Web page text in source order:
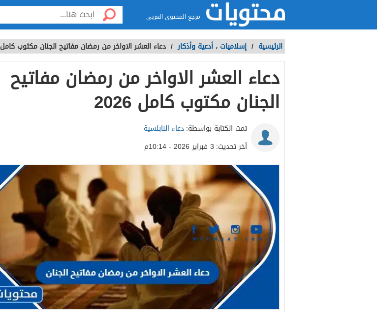
مرجع المحتوى العربي
الرئيسية / إسلاميات ، أدعية وأذكار / دعاء العشر الاواخر من رمضان مفاتيح الجنان مكتوب كامل 2026
دعاء العشر الاواخر من رمضان مفاتيح
الجنان مكتوب كامل 2026
تمت الكتابة بواسطة:دعاء النابلسية
آخر تحديث: 3 فبراير 2026 - 10:14م